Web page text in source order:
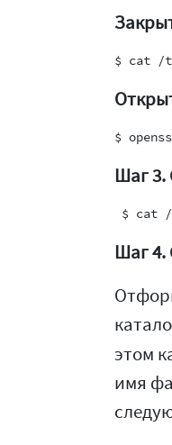
Шаг 3.
Шаг 4.
этом
имя